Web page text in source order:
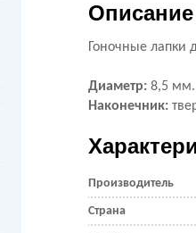
Описание
Гоночные лапки
Диаметр: 8,5 мм.
Наконечник:
Производитель
Страна